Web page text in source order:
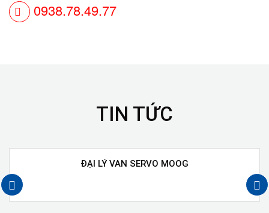
0938.78.49.77
TIN TỨC
ĐẠI LÝ VAN SERVO MOOG
prev
next